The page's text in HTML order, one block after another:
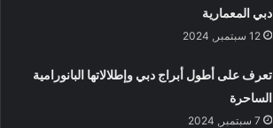
دبي المعمارية
12 سبتمبر, 2024
تعرف على أطول أبراج دبي وإطلالاتها البانورامية
الساحرة
7 سبتمبر, 2024